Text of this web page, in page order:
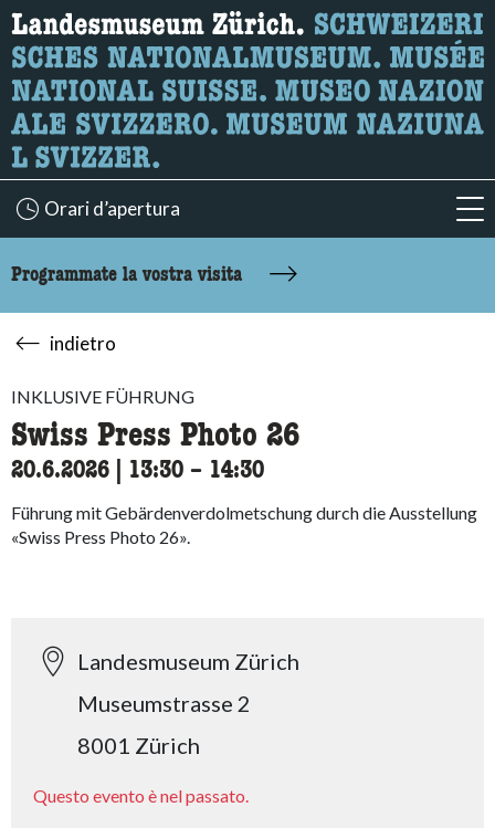
Ricerca
Qui è possibile cercare i contenuti della pagina.
Orari d’apertura
Programmate la vostra visita
indietro
INKLUSIVE FÜHRUNG
Swiss Press Photo 26
20.6.2026 13:30 accessibility.time_to
– 14:30
Führung mit Gebärdenverdolmetschung durch die Ausstellung
«Swiss Press Photo 26».
Landesmuseum Zürich
Museumstrasse 2
8001 Zürich
Questo evento è nel passato.